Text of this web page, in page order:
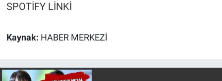
SPOTİFY LİNKİ
Kaynak: HABER MERKEZİ